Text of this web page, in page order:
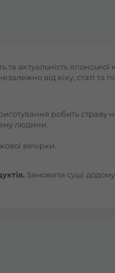
та актуальність
від віку, статі та
робить страву
людини.
вечірки.
Замовити суші